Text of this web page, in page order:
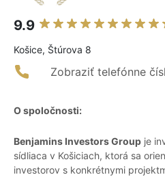
9.9
Košice, Štúrova 8
Zobraziť telefónne
O spoločnosti:
Benjamins Investors Group je
sídliaca v Košiciach, ktorá sa
investorov s konkrétnymi